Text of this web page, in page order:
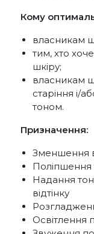
Кому
власникам
тим, хто
шкіру;
власникам
старіння і/
тоном.
Призначення:
Зменшення
Поліпшення
Надання
відтінку
Освітлення